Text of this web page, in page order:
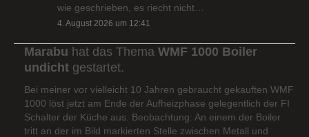
wie geschrieben, es riecht nicht…
4. August 2026 um 12:41
Marabu hat das Thema WMF 1000 Boiler
undicht gestartet.
Bei meiner vor vielleicht 10 Jahren gebraucht gekauften WMF
1000 löst jetzt am Ende der Aufheizphase gelegentlich der FI
Schalter der Küche aus. Beobachtung: An einem der Boiler
tritt an der im Bild markierten Stelle zwischen Metall und